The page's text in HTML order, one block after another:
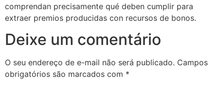
comprendan precisamente qué deben cumplir para
extraer premios producidas con recursos de bonos.
Deixe um comentário
O seu endereço de e-mail não será publicado. Campos
obrigatórios são marcados com *